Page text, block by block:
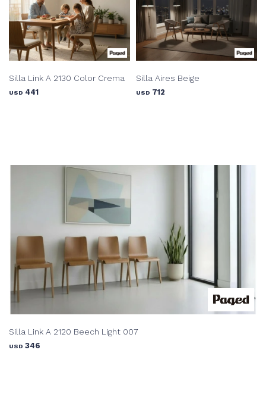
Silla Link A 2130 Color Crema
USD 441
Silla Aires Beige
USD 712
Silla Link A 2120 Beech Light 007
USD 346